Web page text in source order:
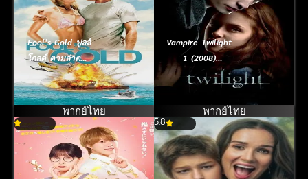
Fool’s Gold ฟูลส์
โกลด์ ตามล่าตาม
รัก ขุมทรัพย์มหา
ภัย (2008)
พากย์ไทย
Vampire Twilight
1 (2008)
แวมไพร์ ทไวไลท์
ภาค 1
พากย์ไทย
5.8